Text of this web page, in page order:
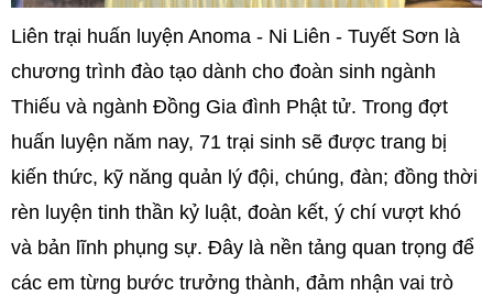
Liên trại huấn luyện Anoma - Ni Liên - Tuyết Sơn là
chương trình đào tạo dành cho đoàn sinh ngành
Thiếu và ngành Đồng Gia đình Phật tử. Trong đợt
huấn luyện năm nay, 71 trại sinh sẽ được trang bị
kiến thức, kỹ năng quản lý đội, chúng, đàn; đồng thời
rèn luyện tinh thần kỷ luật, đoàn kết, ý chí vượt khó
và bản lĩnh phụng sự. Đây là nền tảng quan trọng để
các em từng bước trưởng thành, đảm nhận vai trò